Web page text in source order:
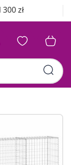
Darmowa dostawa od 300 zł